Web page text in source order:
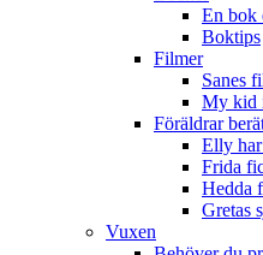
En bok
Boktips
Filmer
Sanes
My kid
Föräldrar
Elly
Frida
Hedda
Gretas
Vuxen